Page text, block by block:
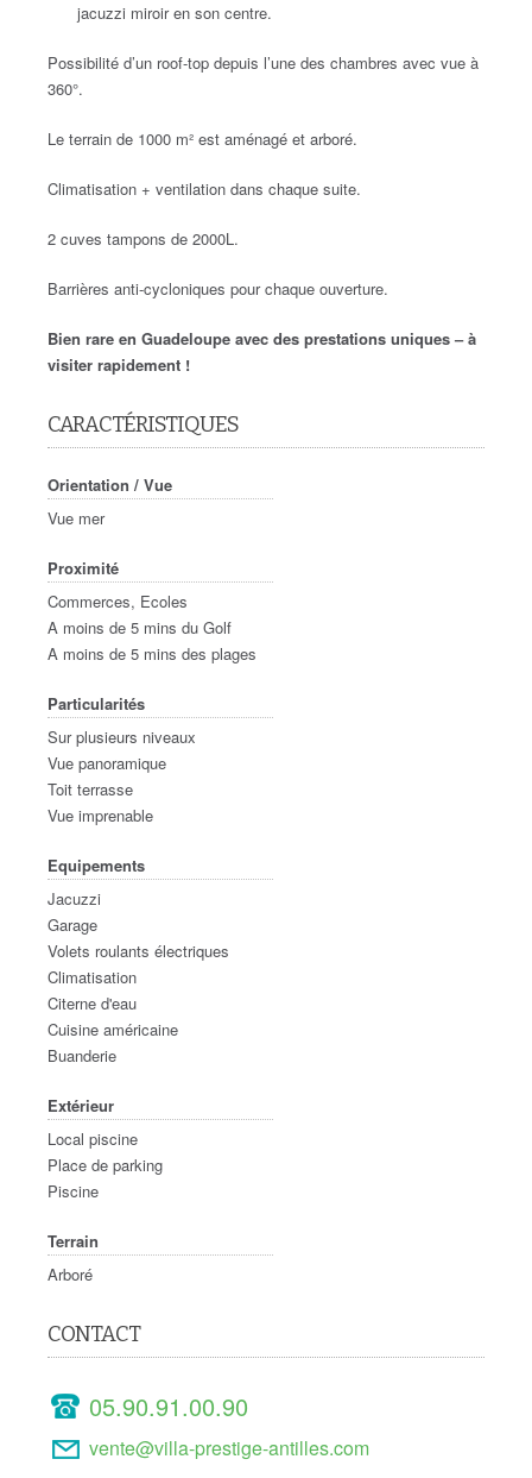
jacuzzi miroir en son centre.
Possibilité d’un roof-top depuis l’une des chambres avec vue à
360°.
Le terrain de 1000 m² est aménagé et arboré.
Climatisation + ventilation dans chaque suite.
2 cuves tampons de 2000L.
Barrières anti-cycloniques pour chaque ouverture.
Bien rare en Guadeloupe avec des prestations uniques – à
visiter rapidement !
CARACTÉRISTIQUES
Orientation / Vue
Vue mer
Proximité
Commerces, Ecoles
A moins de 5 mins du Golf
A moins de 5 mins des plages
Particularités
Sur plusieurs niveaux
Vue panoramique
Toit terrasse
Vue imprenable
Equipements
Jacuzzi
Garage
Volets roulants électriques
Climatisation
Citerne d'eau
Cuisine américaine
Buanderie
Extérieur
Local piscine
Place de parking
Piscine
Terrain
Arboré
CONTACT
05.90.91.00.90
vente@villa-prestige-antilles.com